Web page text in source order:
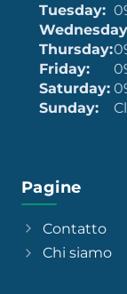
Tuesday:
Thursday:
Friday:
Saturday:
Sunday:
Pagine
Contatto
Chi siamo